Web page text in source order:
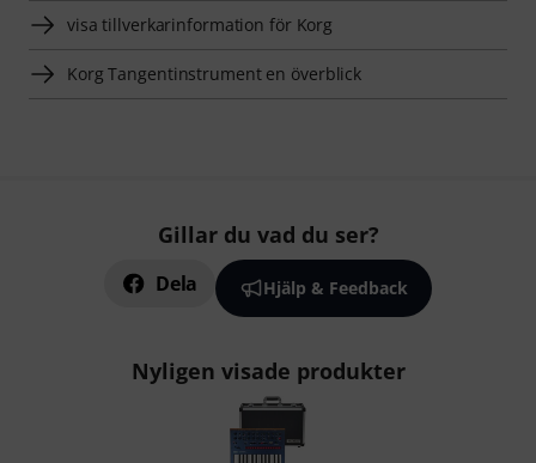
visa tillverkarinformation för Korg
Korg Tangentinstrument en överblick
Gillar du vad du ser?
Dela Hjälp & Feedback
Nyligen visade produkter